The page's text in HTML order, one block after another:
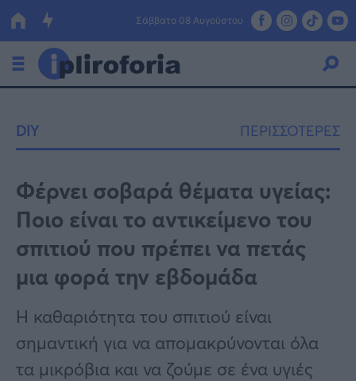
Σάββατο 08 Αυγούστου
Οικονομία
Πολιτική
Τράπεζες
Επιδοτήσεις
ΕΣΠΑ
Κόσμος
Lifestyle
Αθλητικά
Υγεία
DIY ΠΕΡΙΣΣΟΤΕΡΕΣ
Φέρνει σοβαρά θέματα υγείας:
Ποιο είναι το αντικείμενο του
σπιτιού που πρέπει να πετάς
μια φορά την εβδομάδα
Η καθαριότητα του σπιτιού είναι
σημαντική για να απομακρύνονται όλα
τα μικρόβια και να ζούμε σε ένα υγιές